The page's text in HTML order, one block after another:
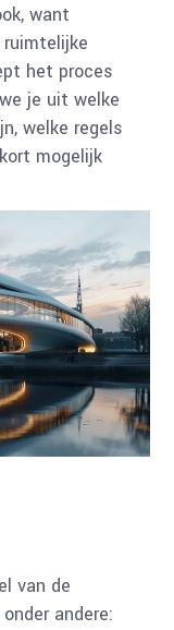
want
ruimtelijke
het proces
je uit welke
welke regels
mogelijk
van de
andere: